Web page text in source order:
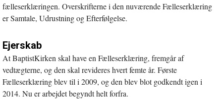
fælleserklæringen. Overskrifterne i den nuværende Fælleserklæring
er Samtale, Udrustning og Efterfølgelse.
Ejerskab
At BaptistKirken skal have en Fælleserklæring, fremgår af
vedtægterne, og den skal revideres hvert femte år. Første
Fælleserklæring blev til i 2009, og den blev blot godkendt igen i
2014. Nu er arbejdet begyndt helt forfra.